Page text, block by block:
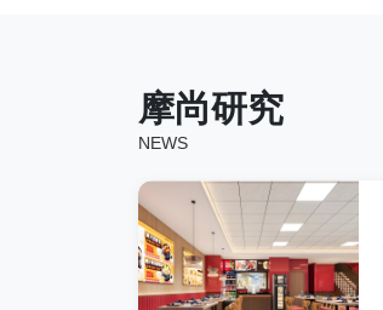
摩尚研究
NEWS